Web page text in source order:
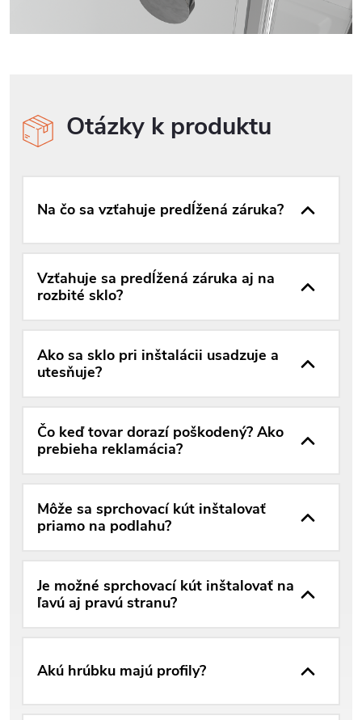
Otázky k produktu
Na čo sa vzťahuje predĺžená záruka?
Vzťahuje sa predĺžená záruka aj na
rozbité sklo?
Ako sa sklo pri inštalácii usadzuje a
utesňuje?
Čo keď tovar dorazí poškodený? Ako
prebieha reklamácia?
Môže sa sprchovací kút inštalovať
priamo na podlahu?
Je možné sprchovací kút inštalovať na
ľavú aj pravú stranu?
Akú hrúbku majú profily?